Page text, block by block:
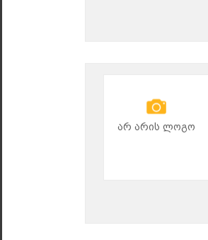
არ არის ლოგო